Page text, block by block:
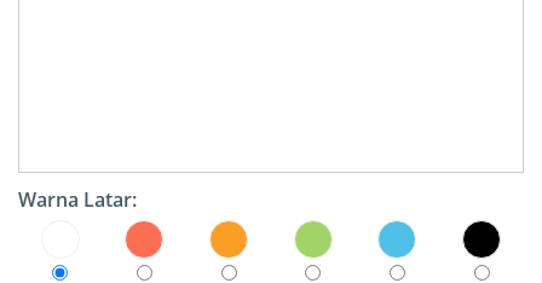
Warna Latar: